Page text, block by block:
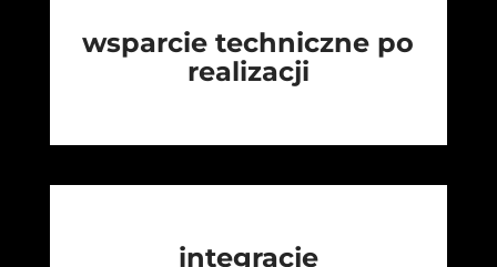
wsparcie techniczne po
realizacji
integracje